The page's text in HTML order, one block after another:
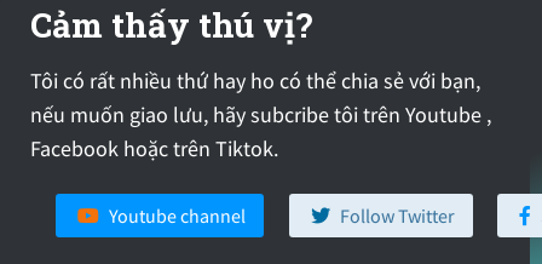
Cảm thấy thú vị?
Tôi có rất nhiều thứ hay ho có thể chia sẻ với bạn,
nếu muốn giao lưu, hãy subcribe tôi trên Youtube ,
Facebook hoặc trên Tiktok.
Youtube channel Follow Twitter